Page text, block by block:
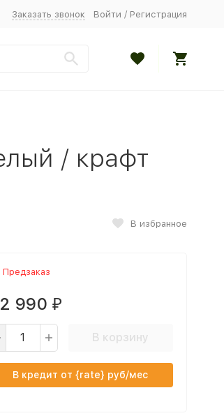
Заказать звонок Войти / Регистрация
/ крафт
В избранное
Предзаказ
990 ₽
В корзину
В кредит от {rate} руб/мес